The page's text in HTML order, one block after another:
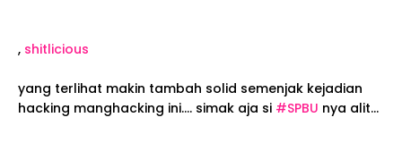
, shitlicious
yang terlihat makin tambah solid semenjak kejadian
hacking manghacking ini.... simak aja si #SPBU nya alit...